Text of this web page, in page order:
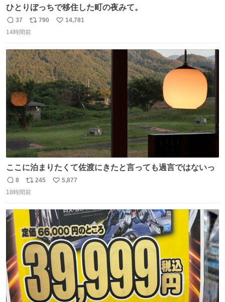
ひとりぼっちで移住した町の夜みて。
返
信
37
リ
ポ
ト
数
790
い
数
14,781
14時間前
ここに泊まりたくて佐渡にきたと言っても過言ではないっ
返
信
8
リ
ポ
ト
数
245
い
数
5,877
18時間前